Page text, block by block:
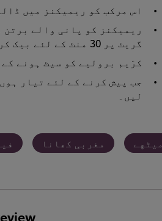
اس مرکب کو ریمیکنز میں
گریٹ پر 30 منٹ کے لئے بیک کریں۔
کرَیم برولیے کو سیٹ ہونے کے لئے فرج میں
جب پیش کرنے کے لئے تیار
لیں۔
میٹهے مغربی کھانا